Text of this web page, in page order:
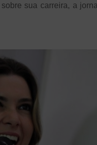
sua carreira, a